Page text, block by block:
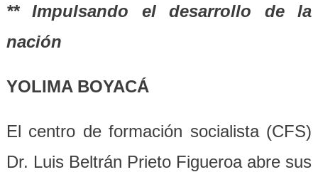
** Impulsando el desarrollo de la
nación
YOLIMA BOYACÁ
El centro de formación socialista (CFS)
Dr. Luis Beltrán Prieto Figueroa abre sus